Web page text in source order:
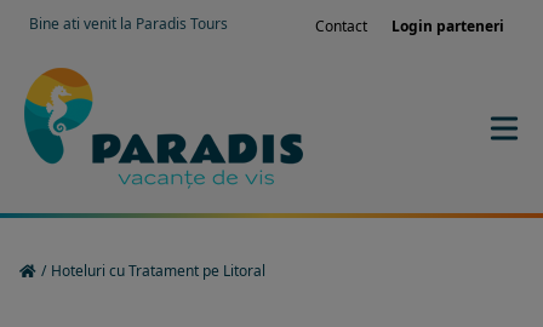
Bine ati venit la Paradis Tours Contact Login parteneri
/ Hoteluri cu Tratament pe Litoral